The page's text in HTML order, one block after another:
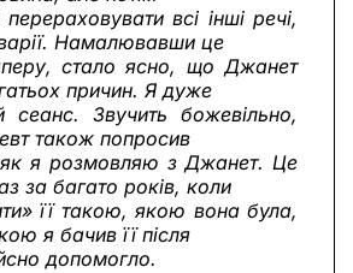
всі інші речі,
Намалювавши це
стало ясно, що Джанет
причин. Я дуже
сеанс. Звучить божевільно,
також попросив
як я розмовляю з Джанет. Це
за багато років, коли
її такою, якою вона була,
я бачив її після
допомогло.